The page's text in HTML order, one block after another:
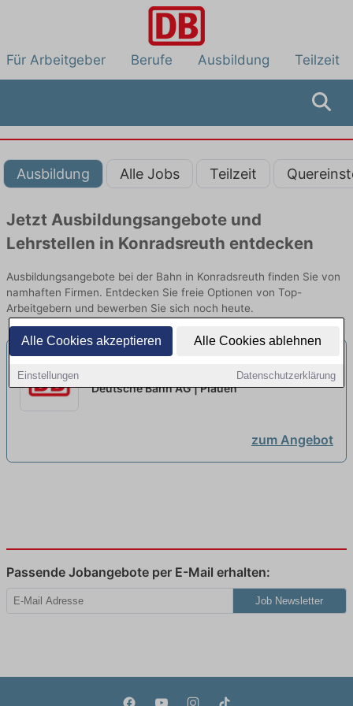
Alle Cookies akzeptieren Alle Cookies ablehnen
Einstellungen Datenschutzerklärung
Für Arbeitgeber Berufe Ausbildung Teilzeit
Ausbildung Alle Jobs Teilzeit
Jetzt Ausbildungsangebote und
Lehrstellen in Konradsreuth entdecken
Ausbildungsangebote bei der Bahn in Konradsreuth finden Sie von
namhaften Firmen. Entdecken Sie freie Optionen von Top-
Arbeitgebern und bewerben Sie sich noch heute.
Betriebstechnik 2027 neu
Deutsche Bahn AG | Plauen
zum Angebot
Passende Jobangebote per E-Mail erhalten:
Job Newsletter